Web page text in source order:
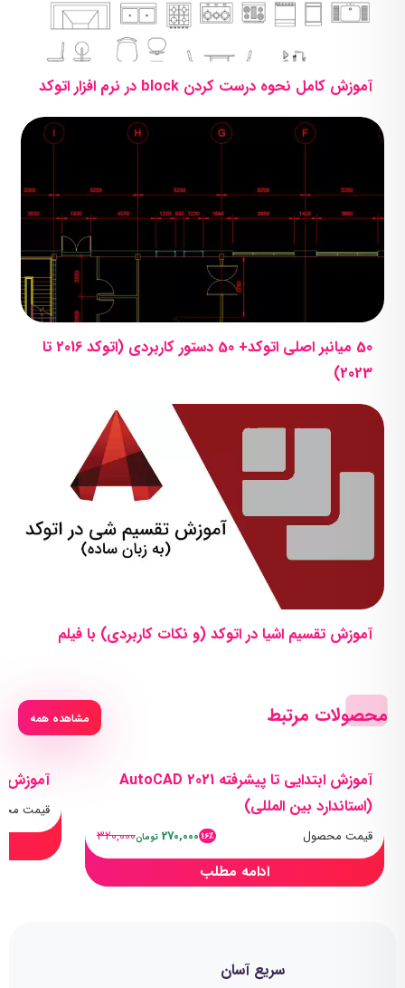
سریع آسان
آموزش کامل نحوه درست کردن block در نرم افزار اتوکد
50 میانبر اصلی اتوکد+ 50 دستور کاربردی (اتوکد 2016 تا
2023)
آموزش تقسیم اشیا در اتوکد (و نکات کاربردی) با فیلم
محصولات مرتبط مشاهده همه
آموزش ابتدایی تا پیشرفته AutoCAD 2021
(استاندارد بین المللی)
قیمت محصول 16٪ 270,000 تومان320,000
ادامه مطلب
آموزش
قیمت